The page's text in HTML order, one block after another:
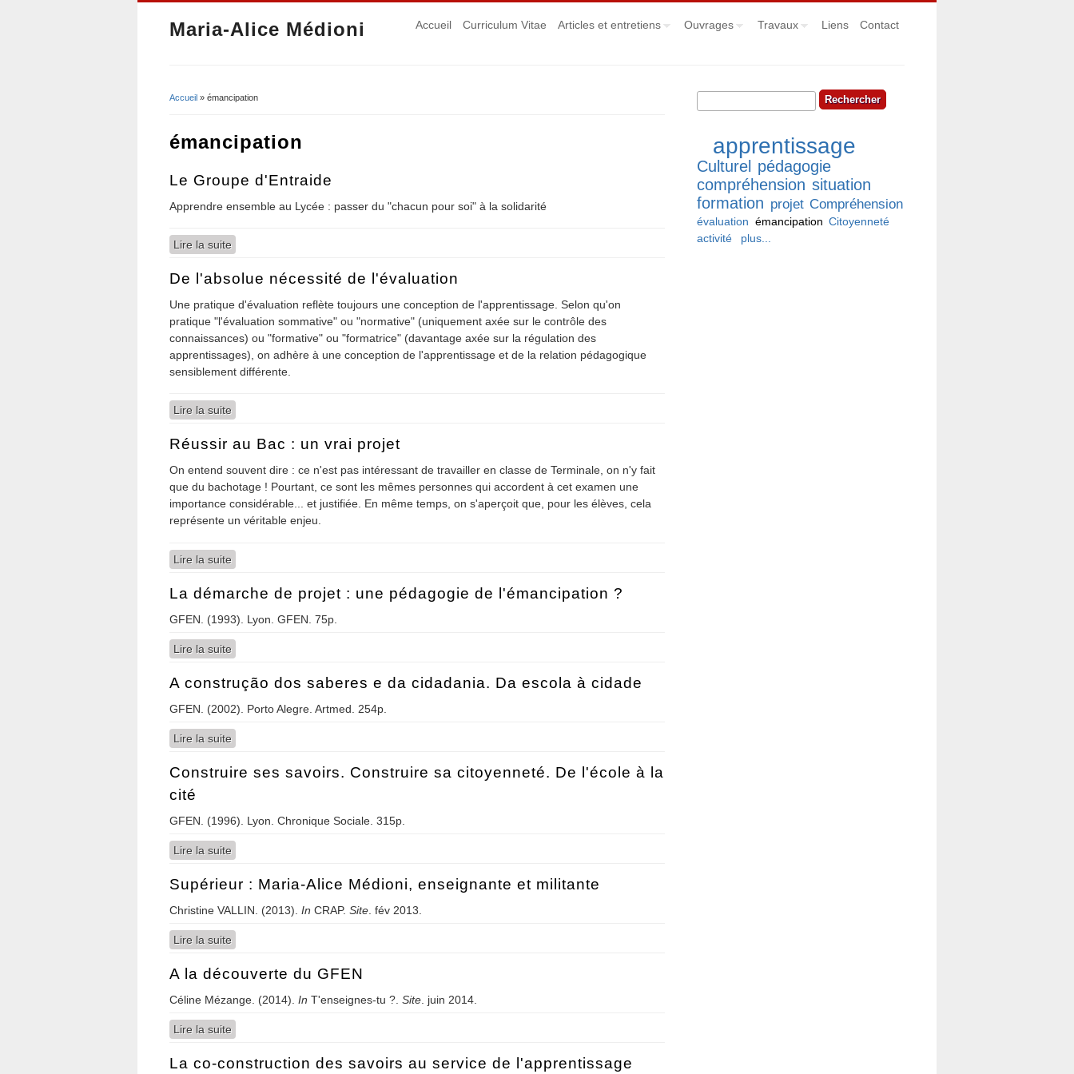
Maria-Alice Médioni Accueil Curriculum Vitae Articles et entretiens Ouvrages Travaux Liens Contact
Accueil » émancipation
émancipation
Le Groupe d'Entraide
Apprendre ensemble au Lycée : passer du "chacun pour soi" à la solidarité
Lire la suite
De l'absolue nécessité de l'évaluation
Une pratique d'évaluation reflète toujours une conception de l'apprentissage. Selon qu'on
pratique "l'évaluation sommative" ou "normative" (uniquement axée sur le contrôle des
connaissances) ou "formative" ou "formatrice" (davantage axée sur la régulation des
apprentissages), on adhère à une conception de l'apprentissage et de la relation pédagogique
sensiblement différente.
Lire la suite
Réussir au Bac : un vrai projet
On entend souvent dire : ce n'est pas intéressant de travailler en classe de Terminale, on n'y fait
que du bachotage ! Pourtant, ce sont les mêmes personnes qui accordent à cet examen une
importance considérable... et justifiée. En même temps, on s'aperçoit que, pour les élèves, cela
représente un véritable enjeu.
Lire la suite
La démarche de projet : une pédagogie de l'émancipation ?
GFEN. (1993). Lyon. GFEN. 75p.
Lire la suite
A construção dos saberes e da cidadania. Da escola à cidade
GFEN. (2002). Porto Alegre. Artmed. 254p.
Lire la suite
Construire ses savoirs. Construire sa citoyenneté. De l'école à la
cité
GFEN. (1996). Lyon. Chronique Sociale. 315p.
Lire la suite
Supérieur : Maria-Alice Médioni, enseignante et militante
Christine VALLIN. (2013). In CRAP. Site . fév 2013.
Lire la suite
A la découverte du GFEN
Céline Mézange. (2014). In T'enseignes-tu ?. Site . juin 2014.
Lire la suite
La co-construction des savoirs au service de l'apprentissage
Formulaire de recherche
Rechercher
apprentissage
Culturel pédagogie
compréhension situation
formation projet Compréhension
évaluation émancipation Citoyenneté
activité
plus...